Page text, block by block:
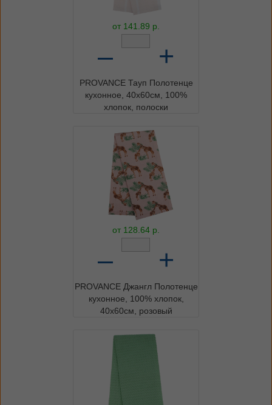
от 141.89 р.
– +
PROVANCE Тауп Полотенце
кухонное, 40х60см, 100%
хлопок, полоски
от 128.64 р.
– +
PROVANCE Джангл Полотенце
кухонное, 100% хлопок,
40х60см, розовый